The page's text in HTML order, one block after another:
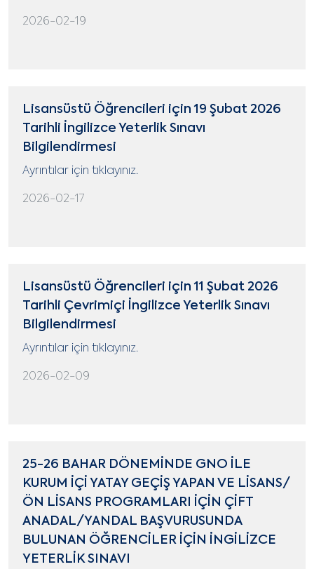
2026-02-19
Lisansüstü Öğrencileri için 19 Şubat 2026
Tarihli İngilizce Yeterlik Sınavı
Bilgilendirmesi
Ayrıntılar için tıklayınız.
2026-02-17
Lisansüstü Öğrencileri için 11 Şubat 2026
Tarihli Çevrimiçi İngilizce Yeterlik Sınavı
Bilgilendirmesi
Ayrıntılar için tıklayınız.
2026-02-09
25-26 BAHAR DÖNEMİNDE GNO İLE
KURUM İÇİ YATAY GEÇİŞ YAPAN VE LİSANS/
ÖN LİSANS PROGRAMLARI İÇİN ÇİFT
ANADAL/YANDAL BAŞVURUSUNDA
BULUNAN ÖĞRENCİLER İÇİN İNGİLİZCE
YETERLİK SINAVI